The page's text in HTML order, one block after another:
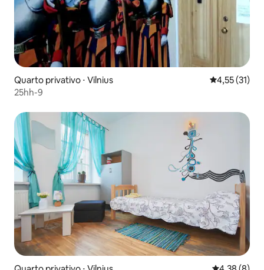
Quarto privativo ⋅ Vilnius 4,55 de uma
4,55 (31)
25hh-9